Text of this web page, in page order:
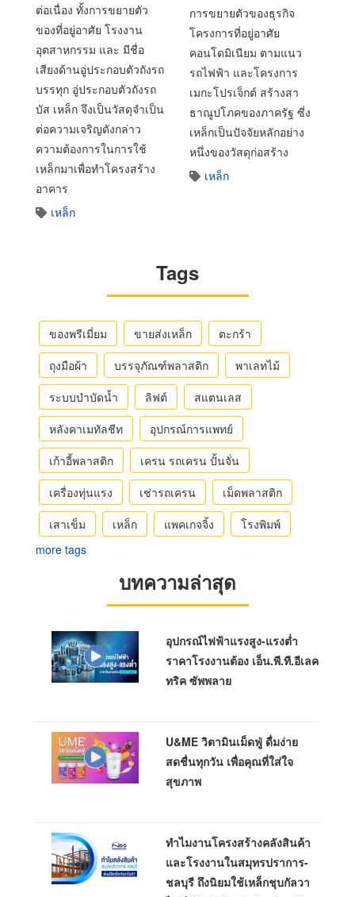
ต่อเนื่อง ทั้งการขยายตัว
ของที่อยู่อาศัย โรงงาน
อุตสาหกรรม และ มีชื่อ
เสียงด้านอู่ประกอบตัวถังรถ
บรรทุก อู่ประกอบตัวถังรถ
บัส เหล็ก จึงเป็นวัสดุจำเป็น
ต่อความเจริญดังกล่าว
ความต้องการในการใช้
เหล็กมาเพื่อทำโครงสร้าง
อาคาร
เหล็ก
การขยายตัวของธุรกิจ
โครงการที่อยู่อาศัย
คอนโดมิเนียม ตามแนว
รถไฟฟ้า และโครงการ
เมกะโปรเจ็กต์ สร้างสา
ธาณูปโภคของภาครัฐ ซี่ง
เหล็กเป็นปัจจัยหลักอย่าง
หนึ่งของวัสดุก่อสร้าง
เหล็ก
Tags
ของพรีเมี่ยม ขายส่งเหล็ก
ตะกร้า
ถุงมือผ้า
บรรจุภัณฑ์พลาสติก
พาเลทไม้
ระบบบำบัดน้ำ
ลิฟต์
สแตนเลส
หลังคาเมทัลชีท
อุปกรณ์การแพทย์
เก้าอี้พลาสติก
เครน รถเครน ปั้นจั่น
เครื่องทุ่นแรง
เช่ารถเครน
เม็ดพลาสติก
เสาเข็ม
เหล็ก แพคเกจจิ้ง
โรงพิมพ์
more tags
บทความล่าสุด
อุปกรณ์ไฟฟ้าแรงสูง-แรงต่ำ
ราคาโรงงานต้อง เอ็น.พี.ที.อีเลค
ทริค ซัพพลาย
U&ME วิตามินเม็ดฟู่ ดื่มง่าย
สดชื่นทุกวัน เพื่อคุณที่ใส่ใจ
สุขภาพ
ทำไมงานโครงสร้างคลังสินค้า
และโรงงานในสมุทรปราการ-
ชลบุรี ถึงนิยมใช้เหล็กชุบกัลวา